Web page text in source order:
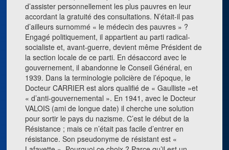
d’assister personnellement les plus pauvres en leur
accordant la gratuité des consultations. N’était-il pas
d’ailleurs surnommé « le médecin des pauvres » ?
Engagé politiquement, il appartient au parti radical-
socialiste et, avant-guerre, devient même Président de
la section locale de ce parti. En désaccord avec le
gouvernement, il abandonne le Conseil Général, en
1939. Dans la terminologie policière de l’époque, le
Docteur CARRIER est alors qualifié de « Gaulliste »et
« d’anti-gouvernemental ». En 1941, avec le Docteur
VALOIS (ami de longue date) il cherche une solution
pour sortir le pays du nazisme. C’est le début de la
Résistance ; mais ce n’était pas facile d’entrer en
résistance. Son pseudonyme de résistant est «